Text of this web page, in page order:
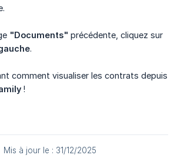
"Documents" précédente, cliquez sur
.
comment visualiser les contrats depuis
!
Mis à jour le : 31/12/2025